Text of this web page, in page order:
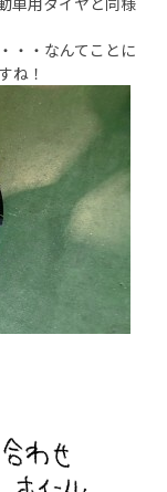
・・なんてことに
ね！